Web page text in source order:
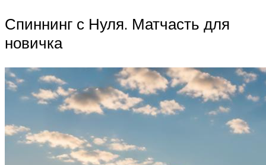
Спиннинг с Нуля. Матчасть для
новичка